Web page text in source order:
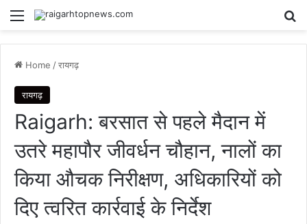
Menu
Home /रायगढ़
रायगढ़
Raigarh: बरसात से पहले मैदान में
उतरे महापौर जीवर्धन चौहान, नालों का
किया औचक निरीक्षण, अधिकारियों को
दिए त्वरित कार्रवाई के निर्देश